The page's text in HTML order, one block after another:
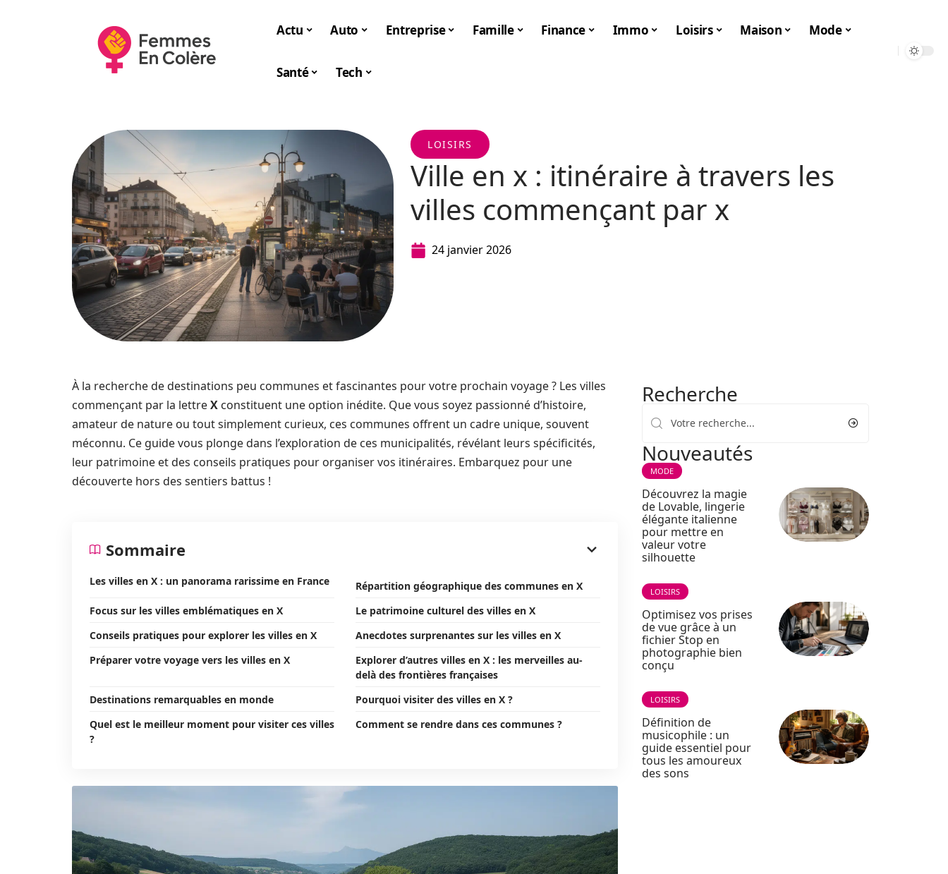
Actu Auto Entreprise Famille Finance Immo Loisirs Maison Mode
Santé Tech
LOISIRS
Ville en x : itinéraire à travers les
villes commençant par x
24 janvier 2026
À la recherche de destinations peu communes et fascinantes pour votre prochain voyage ? Les villes
commençant par la lettreX constituent une option inédite. Que vous soyez passionné d’histoire,
amateur de nature ou tout simplement curieux, ces communes offrent un cadre unique, souvent
méconnu. Ce guide vous plonge dans l’exploration de ces municipalités, révélant leurs spécificités,
leur patrimoine et des conseils pratiques pour organiser vos itinéraires. Embarquez pour une
découverte hors des sentiers battus !
Sommaire
Les villes en X : un panorama rarissime en France
Répartition géographique des communes en X
Focus sur les villes emblématiques en X
Le patrimoine culturel des villes en X
Conseils pratiques pour explorer les villes en X
Anecdotes surprenantes sur les villes en X
Préparer votre voyage vers les villes en X
Explorer d’autres villes en X : les merveilles au-
delà des frontières françaises
Destinations remarquables en monde
Pourquoi visiter des villes en X ?
Quel est le meilleur moment pour visiter ces villes
?
Comment se rendre dans ces communes ?
Recherche
Nouveautés
MODE
Découvrez la magie
de Lovable, lingerie
élégante italienne
pour mettre en
valeur votre
silhouette
LOISIRS
Optimisez vos prises
de vue grâce à un
fichier Stop en
photographie bien
conçu
LOISIRS
Définition de
musicophile : un
guide essentiel pour
tous les amoureux
des sons